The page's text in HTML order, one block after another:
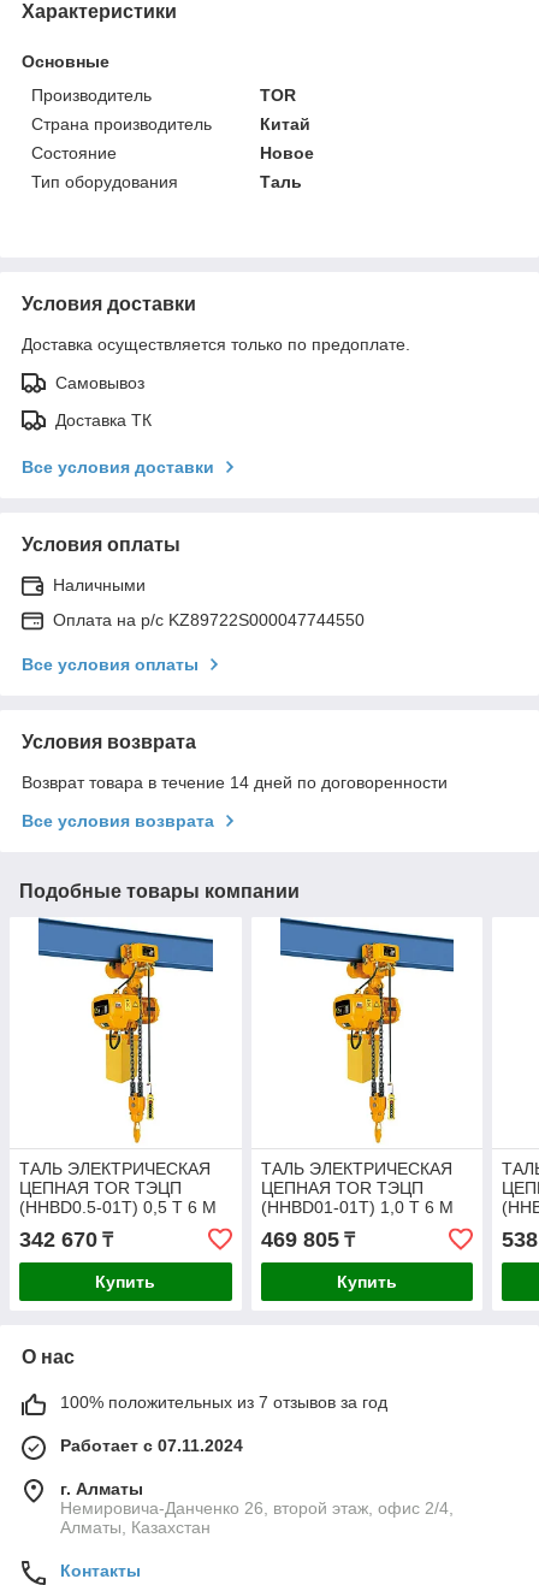
Характеристики
Основные
Производитель
TOR
Страна производитель
Китай
Состояние
Новое
Тип оборудования
Таль
Условия доставки
Доставка осуществляется только по предоплате.
Самовывоз
Доставка ТК
Все условия доставки
Условия оплаты
Наличными
Оплата на р/с KZ89722S000047744550
Все условия оплаты
Условия возврата
Возврат товара в течение 14 дней по договоренности
Все условия возврата
Подобные товары компании
ТАЛЬ ЭЛЕКТРИЧЕСКАЯ
ЦЕПНАЯ TOR ТЭЦП
(HHBD0.5-01T) 0,5 Т 6 М
342 670 ₸
Купить
ТАЛЬ ЭЛЕКТРИЧЕСКАЯ
ЦЕПНАЯ TOR ТЭЦП
(HHBD01-01T) 1,0 Т 6 М
469 805₸
Купить
О нас
100% положительных из 7 отзывов за год
Работает с 07.11.2024
г. Алматы
Немировича-Данченко 26, второй этаж, офис 2/4,
Алматы, Казахстан
Контакты